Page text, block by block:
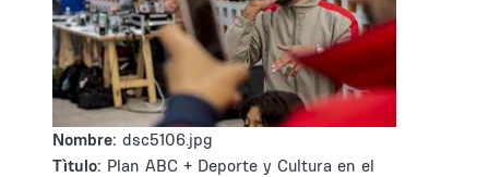
Nombre: dsc5106.jpg
Tìtulo: Plan ABC + Deporte y Cultura en el